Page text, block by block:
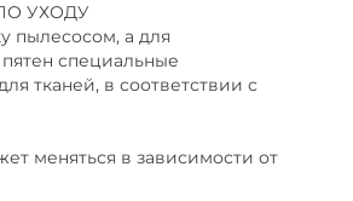
УХОДУ
пылесосом, а для
специальные
тканей, в соответствии с
меняться в зависимости от